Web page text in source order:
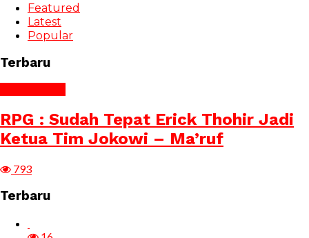
Featured
Latest
Popular
Terbaru
RPG : Sudah Tepat Erick Thohir Jadi
Ketua Tim Jokowi – Ma’ruf
793
Terbaru